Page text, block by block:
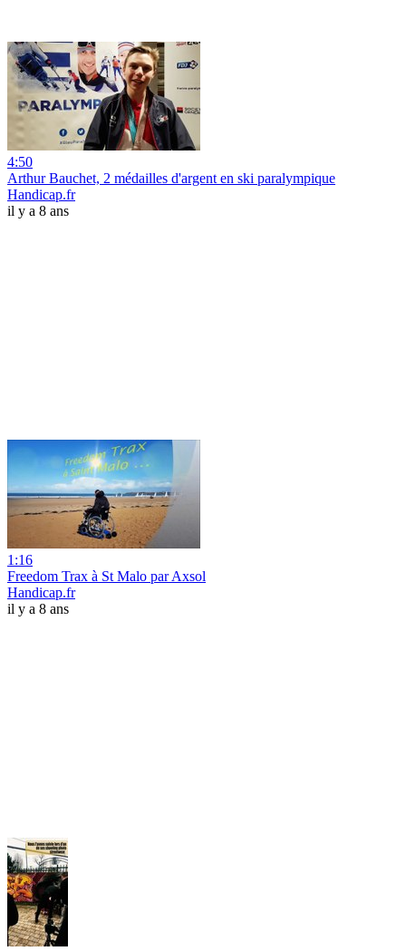
4:50
Arthur Bauchet, 2 médailles d'argent en ski paralympique
Handicap.fr
il y a 8 ans
1:16
Freedom Trax à St Malo par Axsol
Handicap.fr
il y a 8 ans